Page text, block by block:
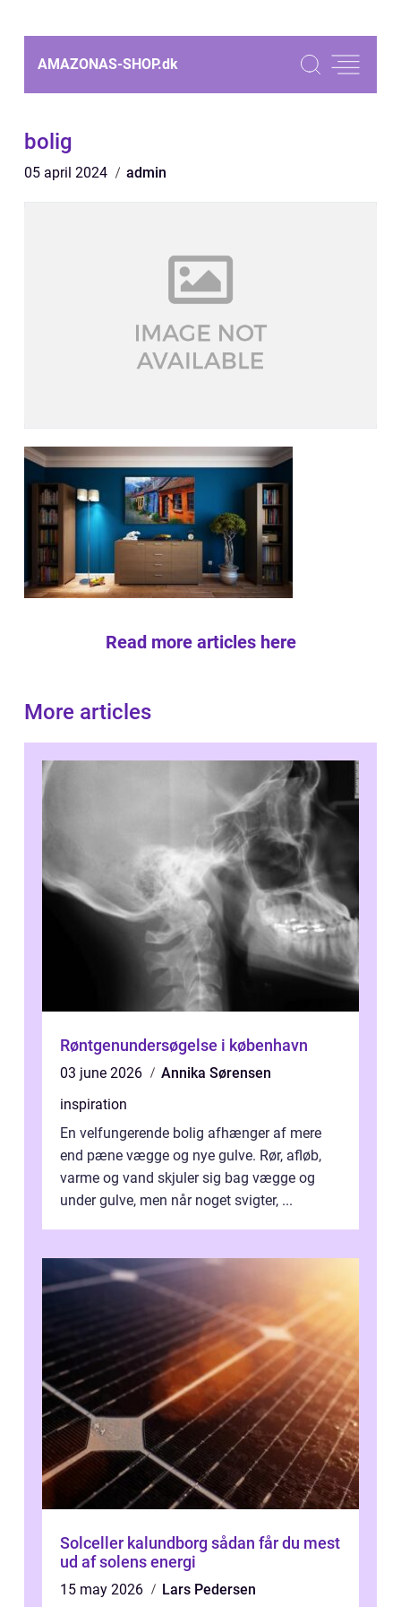
AMAZONAS-SHOP.dk
bolig
05 april 2024 admin
Read more articles here
More articles
Røntgenundersøgelse i københavn
03 june 2026
Annika Sørensen
inspiration
En velfungerende bolig afhænger af mere
end pæne vægge og nye gulve. Rør, afløb,
varme og vand skjuler sig bag vægge og
under gulve, men når noget svigter, ...
Solceller kalundborg sådan får du mest
ud af solens energi
15 may 2026 Lars Pedersen